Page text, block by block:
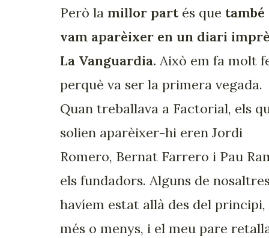
Però la millor part és que també
vam aparèixer en un diari
La Vanguardia. Això em fa molt
perquè va ser la primera vegada.
Quan treballava a Factorial, els
solien aparèixer-hi eren Jordi
Romero, Bernat Farrero i Pau
els fundadors. Alguns de
havíem estat allà des del principi,
més o menys, i el meu pare